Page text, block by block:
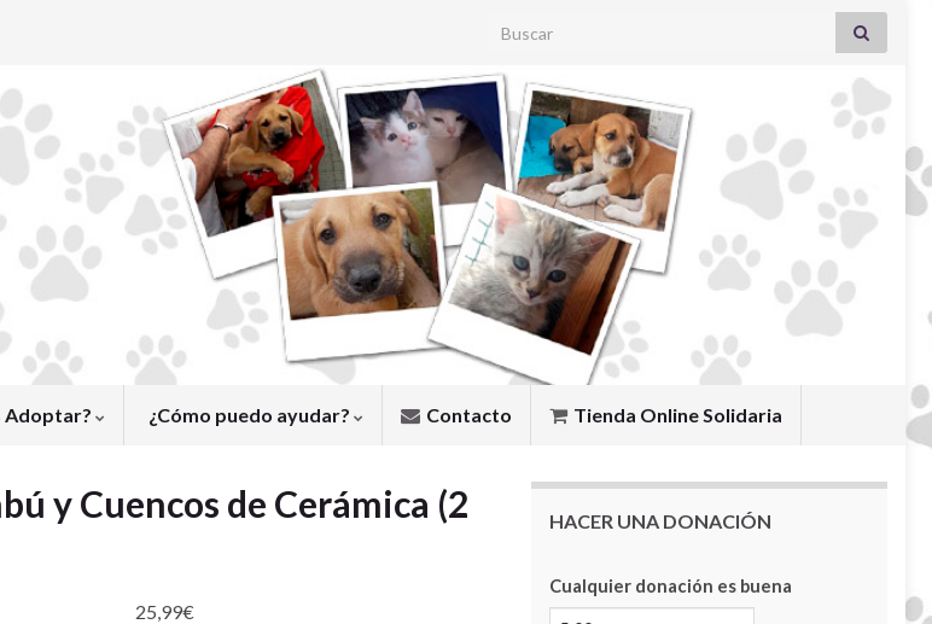
Search for:
Adoptar? ¿Cómo puedo ayudar? Contacto Tienda Online Solidaria
y Cuencos de Cerámica (2
25,99€
HACER UNA DONACIÓN
Cualquier donación es buena